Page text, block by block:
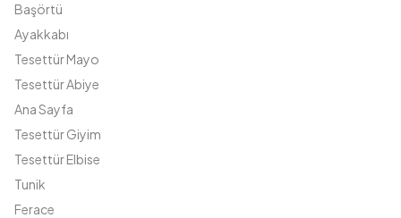
Başörtü
Ayakkabı
Tesettür Mayo
Tesettür Abiye
Ana Sayfa
Tesettür Giyim
Tesettür Elbise
Tunik
Ferace